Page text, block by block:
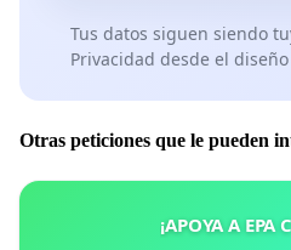
Tus datos siguen siendo
Privacidad desde el diseño
Otras peticiones que le pueden
¡APOYA A EPA